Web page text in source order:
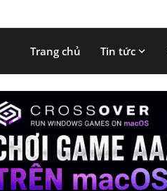
Trang chủ Tin tức